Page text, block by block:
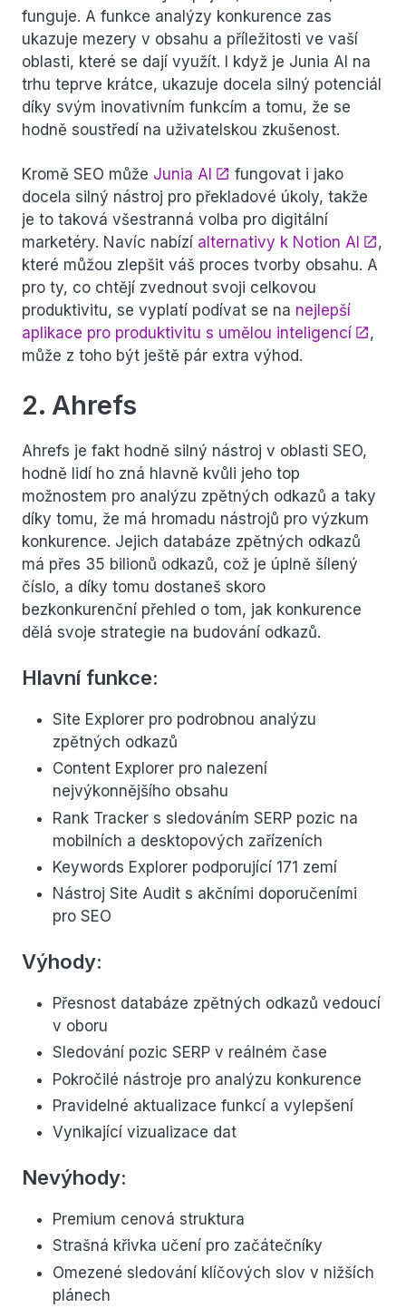
funguje. A funkce analýzy konkurence zas
ukazuje mezery v obsahu a příležitosti ve vaší
oblasti, které se dají využít. I když je Junia AI na
trhu teprve krátce, ukazuje docela silný potenciál
díky svým inovativním funkcím a tomu, že se
hodně soustředí na uživatelskou zkušenost.
Kromě SEO může Junia AI
fungovat i jako
docela silný nástroj pro překladové úkoly, takže
je to taková všestranná volba pro digitální
marketéry. Navíc nabízí alternativy k Notion AI
,
které můžou zlepšit váš proces tvorby obsahu. A
pro ty, co chtějí zvednout svoji celkovou
produktivitu, se vyplatí podívat se na nejlepší
aplikace pro produktivitu s umělou inteligencí
,
může z toho být ještě pár extra výhod.
2. Ahrefs
Ahrefs je fakt hodně silný nástroj v oblasti SEO,
hodně lidí ho zná hlavně kvůli jeho top
možnostem pro analýzu zpětných odkazů a taky
díky tomu, že má hromadu nástrojů pro výzkum
konkurence. Jejich databáze zpětných odkazů
má přes 35 bilionů odkazů, což je úplně šílený
číslo, a díky tomu dostaneš skoro
bezkonkurenční přehled o tom, jak konkurence
dělá svoje strategie na budování odkazů.
Hlavní funkce:
Site Explorer pro podrobnou analýzu
zpětných odkazů
Content Explorer pro nalezení
nejvýkonnějšího obsahu
Rank Tracker s sledováním SERP pozic na
mobilních a desktopových zařízeních
Keywords Explorer podporující 171 zemí
Nástroj Site Audit s akčními doporučeními
pro SEO
Výhody:
Přesnost databáze zpětných odkazů vedoucí
v oboru
Sledování pozic SERP v reálném čase
Pokročilé nástroje pro analýzu konkurence
Pravidelné aktualizace funkcí a vylepšení
Vynikající vizualizace dat
Nevýhody:
Premium cenová struktura
Strašná křivka učení pro začátečníky
Omezené sledování klíčových slov v nižších
plánech